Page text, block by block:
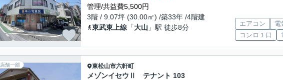
管理/共益費5,500円
3階 / 9.07坪 (30.00㎡) /築33年 /4階建
東武東上線 「大山 」駅 徒歩8分 エアコン 電
コンロ１口
店舗一部 東松山市六軒町
メゾンイセウⅡ テナント 103